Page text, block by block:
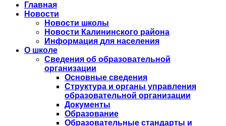
Главная
Новости
Новости школы
Новости Калининского района
Информация для населения
О школе
Сведения об образовательной
организации
Основные сведения
Структура и органы управления
образовательной организации
Документы
Образование
Образовательные стандарты и